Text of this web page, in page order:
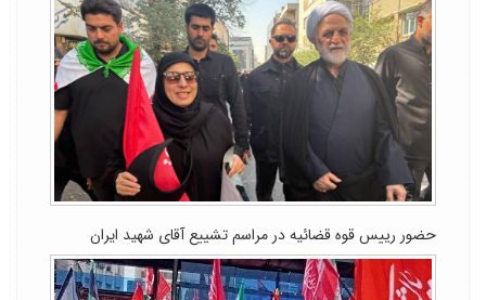
حضور رییس قوه قضائیه در مراسم تشییع آقای شهید ایران